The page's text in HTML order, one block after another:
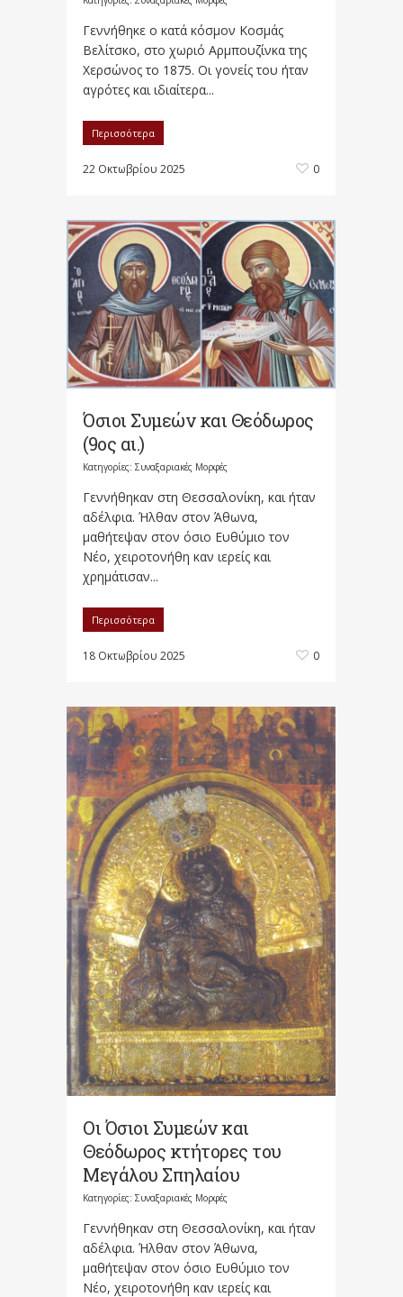
Γεννήθηκε ο κατά κόσμον Κοσμάς
Βελίτσκο, στο χωριό Αρμπουζίνκα της
Χερσώνος το 1875. Οι γονείς του ήταν
αγρότες και ιδιαίτερα...
Περισσότερα
22 Οκτωβρίου 2025 0
Όσιοι Συμεών και Θεόδωρος
(9ος αι.)
Κατηγορίες: Συναξαριακές Μορφές
Γεννήθηκαν στη Θεσσαλονίκη, και ήταν
αδέλφια. Ήλθαν στον Άθωνα,
μαθήτεψαν στον όσιο Ευθύμιο τον
Νέο, χειροτονήθη καν ιερείς και
χρημάτισαν...
Περισσότερα
18 Οκτωβρίου 2025 0
Οι Όσιοι Συμεών και
Θεόδωρος κτήτορες του
Μεγάλου Σπηλαίου
Κατηγορίες: Συναξαριακές Μορφές
Γεννήθηκαν στη Θεσσαλονίκη, και ήταν
αδέλφια. Ήλθαν στον Άθωνα,
μαθήτεψαν στον όσιο Ευθύμιο τον
Νέο, χειροτονήθη καν ιερείς και